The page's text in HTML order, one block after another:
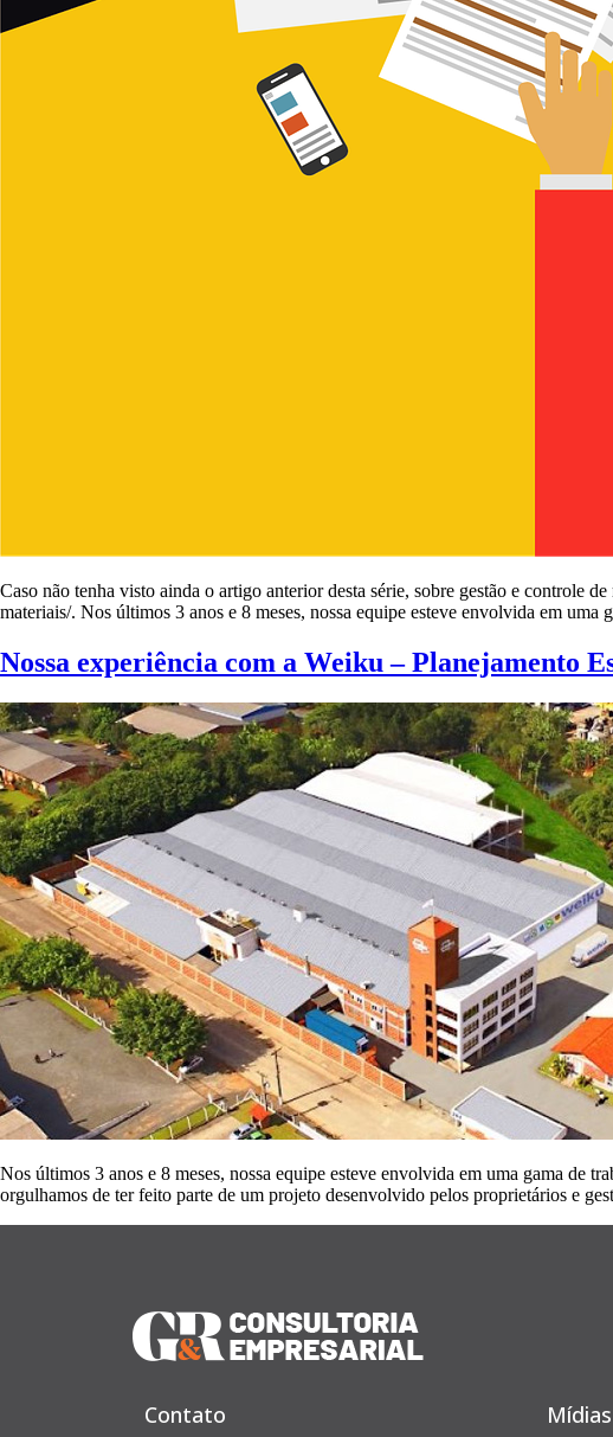
Caso não tenha visto ainda o artigo anterior desta série, sobre gestão e controle
materiais/. Nos últimos 3 anos e 8 meses, nossa equipe esteve envolvida em
Nossa experiência com a Weiku – Planejamento
Nos últimos 3 anos e 8 meses, nossa equipe esteve envolvida em uma gama de
orgulhamos de ter feito parte de um projeto desenvolvido pelos proprietários e
Contato